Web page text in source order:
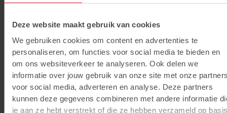
Deze website maakt gebruik van cookies
We gebruiken cookies om content en advertenties te
personaliseren, om functies voor social media te bieden en
om ons websiteverkeer te analyseren. Ook delen we
informatie over jouw gebruik van onze site met onze
voor social media, adverteren en analyse. Deze partners
kunnen deze gegevens combineren met andere informatie
je aan ze hebt verstrekt of die ze hebben verzameld op basis
Jodium (mg/kg)
Koper (mg/kg) -